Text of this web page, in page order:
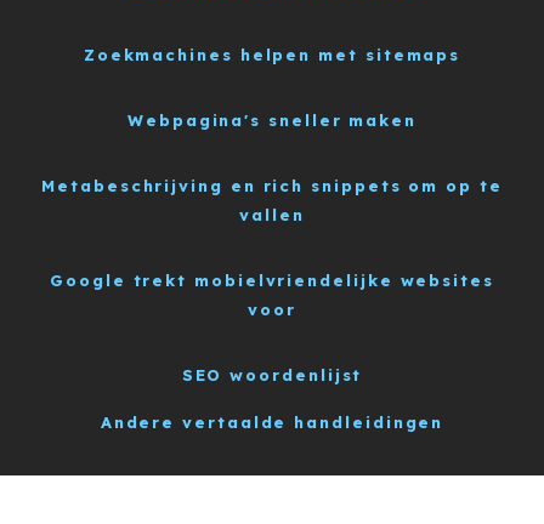
Zoekmachines helpen met sitemaps
Webpagina's sneller maken
Metabeschrijving en rich snippets om op te
vallen
Google trekt mobielvriendelijke websites
voor
SEO woordenlijst
Andere vertaalde handleidingen